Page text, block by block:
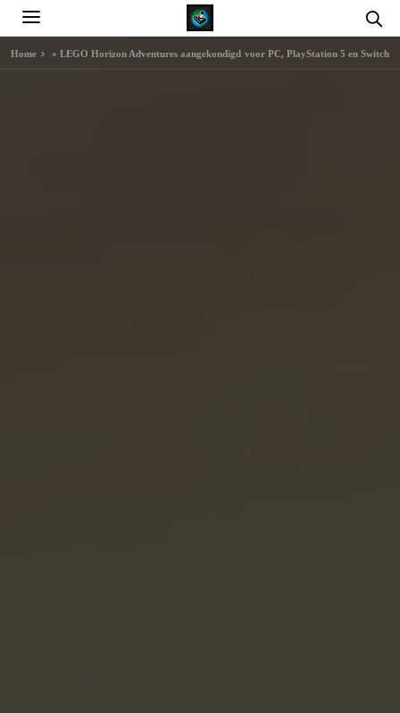
Home »LEGO Horizon Adventures aangekondigd voor PC, PlayStation 5 en Switch